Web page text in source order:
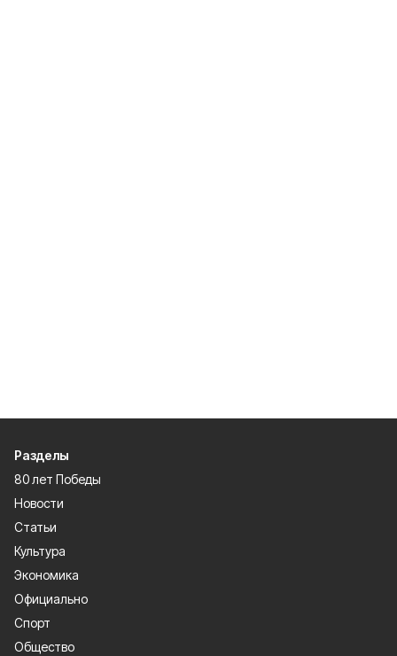
Разделы
80 лет Победы
Новости
Статьи
Культура
Экономика
Официально
Спорт
Общество